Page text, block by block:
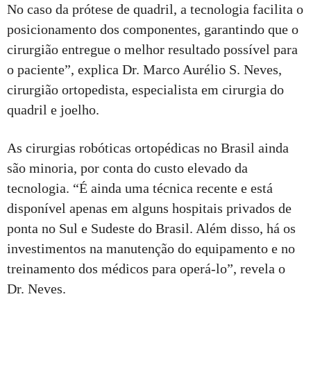
No caso da prótese de quadril, a tecnologia facilita o
posicionamento dos componentes, garantindo que o
cirurgião entregue o melhor resultado possível para
o paciente”, explica Dr. Marco Aurélio S. Neves,
cirurgião ortopedista, especialista em cirurgia do
quadril e joelho.
As cirurgias robóticas ortopédicas no Brasil ainda
são minoria, por conta do custo elevado da
tecnologia. “É ainda uma técnica recente e está
disponível apenas em alguns hospitais privados de
ponta no Sul e Sudeste do Brasil. Além disso, há os
investimentos na manutenção do equipamento e no
treinamento dos médicos para operá-lo”, revela o
Dr. Neves.